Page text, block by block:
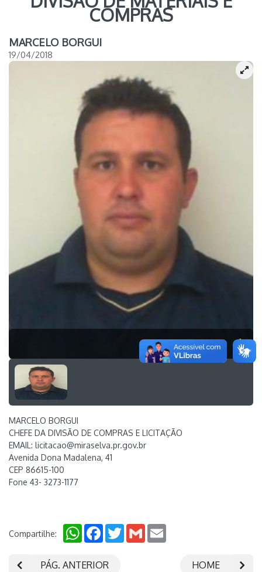
COMPRAS
MARCELO BORGUI
19/04/2018
1
MARCELO BORGUI
CHEFE DA DIVISÃO DE COMPRAS E LICITAÇÃO
EMAIL: licitacao@miraselva.pr.gov.br
Avenida Dona Madalena, 41
CEP 86615-100
Fone 43- 3273-1177
Compartilhe: WhatsAppFacebookTwitterGmail
PÁG. ANTERIOR HOME